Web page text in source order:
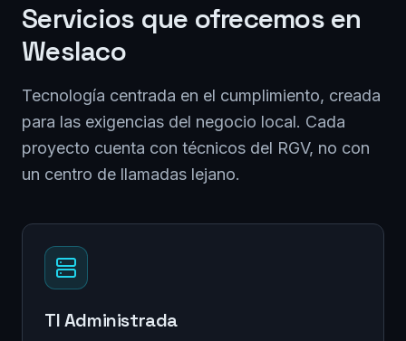
Servicios que ofrecemos en
Weslaco
Tecnología centrada en el cumplimiento, creada
para las exigencias del negocio local. Cada
proyecto cuenta con técnicos del RGV, no con
un centro de llamadas lejano.
TI Administrada